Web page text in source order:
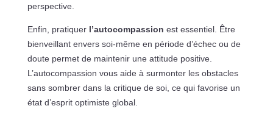
perspective.
Enfin, pratiquer l’autocompassion est essentiel. Être
bienveillant envers soi-même en période d’échec ou de
doute permet de maintenir une attitude positive.
L’autocompassion vous aide à surmonter les obstacles
sans sombrer dans la critique de soi, ce qui favorise un
état d’esprit optimiste global.